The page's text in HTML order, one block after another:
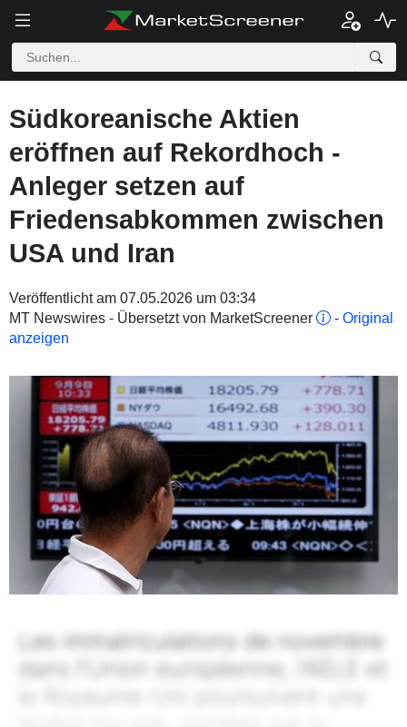
Südkoreanische Aktien
eröffnen auf Rekordhoch -
Anleger setzen auf
Friedensabkommen zwischen
USA und Iran
Veröffentlicht am 07.05.2026 um 03:34
MT Newswires - Übersetzt von MarketScreener
- Original
anzeigen